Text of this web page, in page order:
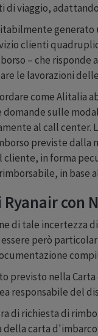
di viaggio,
clienti
– che risponde
le lavorazioni
come Alitalia
domande sulle
al call center.
previste
cliente, in forma
in base
con
di tale incertezza
però
previsto nella
responsabile del
di richiesta di
della carta